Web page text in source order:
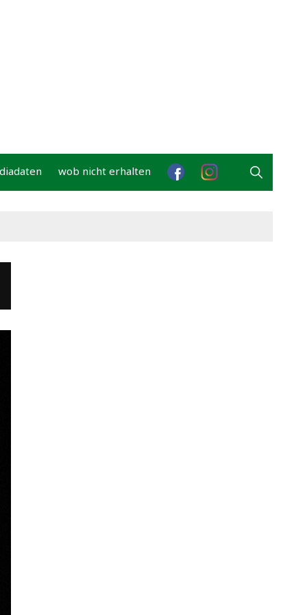
wob nicht erhalten